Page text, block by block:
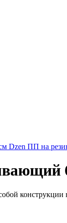
Dzen ПП на